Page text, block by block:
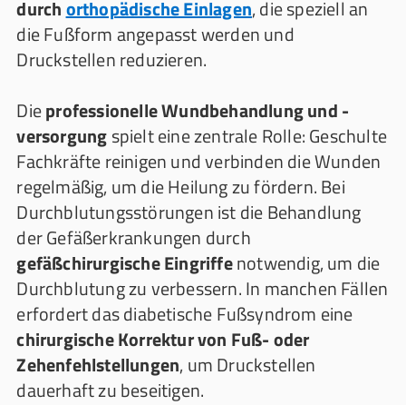
durchorthopädische Einlagen, die speziell an
die Fußform angepasst werden und
Druckstellen reduzieren.
Dieprofessionelle Wundbehandlung und -
versorgungspielt eine zentrale Rolle: Geschulte
Fachkräfte reinigen und verbinden die Wunden
regelmäßig, um die Heilung zu fördern. Bei
Durchblutungsstörungen ist die Behandlung
der Gefäßerkrankungen durch
gefäßchirurgische Eingriffenotwendig, um die
Durchblutung zu verbessern. In manchen Fällen
erfordert das diabetische Fußsyndrom eine
chirurgische Korrektur von Fuß- oder
Zehenfehlstellungen, um Druckstellen
dauerhaft zu beseitigen.